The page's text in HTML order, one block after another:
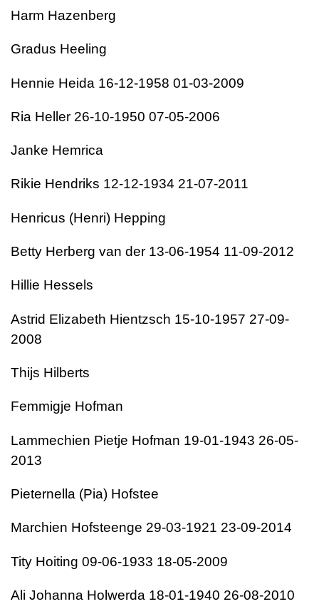
Harm Hazenberg
Gradus Heeling
Hennie Heida 16-12-1958 01-03-2009
Ria Heller 26-10-1950 07-05-2006
Janke Hemrica
Rikie Hendriks 12-12-1934 21-07-2011
Henricus (Henri) Hepping
Betty Herberg van der 13-06-1954 11-09-2012
Hillie Hessels
Astrid Elizabeth Hientzsch 15-10-1957 27-09-
2008
Thijs Hilberts
Femmigje Hofman
Lammechien Pietje Hofman 19-01-1943 26-05-
2013
Pieternella (Pia) Hofstee
Marchien Hofsteenge 29-03-1921 23-09-2014
Tity Hoiting 09-06-1933 18-05-2009
Ali Johanna Holwerda 18-01-1940 26-08-2010